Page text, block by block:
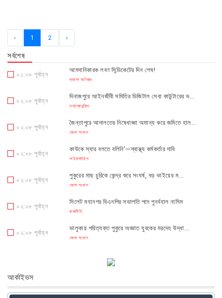
‹ 1 2 ›
সর্বশেষ
০১:০৮ পূর্বাহ্ন
আমদানিকারক লবণ সিন্ডিকেটের দিন শেষ!
ব্যবসা বাণিজ্য
০২:০৮ পূর্বাহ্ন
দিনাজপুরে আইনজীবী সমিতির ডিজিটাল সেবা কাউন্টারের ভ...
তথ্যপ্রযুক্তি
০২:০৮ পূর্বাহ্ন
জৈন্তাপুরে আদালতের নিষেধাজ্ঞা অমান্য করে জমিতে হাল...
জেলা সংবাদ
০২:০৮ পূর্বাহ্ন
কাউকে স্যার বলতে বলিনি’—স্বাস্থ্য কর্মকর্তার দাবি
লাইফস্টাইল
০২:০৮ পূর্বাহ্ন
পুকুরের মাছ চুরিকে কেন্দ্র করে সংঘর্ষ, বড় ভাইয়ের ম...
জেলা সংবাদ
০২:০৮ পূর্বাহ্ন
সিলেট মহানগর বিএনপির সভাপতি পদে পুনর্বহাল নাসিম
রাজনীতি
০২:০৮ পূর্বাহ্ন
ভালুকায় পরিত্যক্ত পুকুরে অজ্ঞাত যুবকের মরদেহ উদ্ধা...
জেলা সংবাদ
আর্কাইভস